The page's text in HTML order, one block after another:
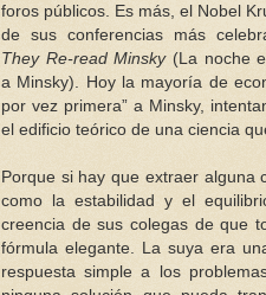
foros públicos. Es más, el Nobel
de sus conferencias más
They Re-read Minsky(La noche
a Minsky). Hoy la mayoría de
por vez primera” a Minsky,
el edificio teórico de una ciencia
Porque si hay que extraer alguna
como la estabilidad y el
creencia de sus colegas de que
fórmula elegante. La suya era
respuesta simple a los